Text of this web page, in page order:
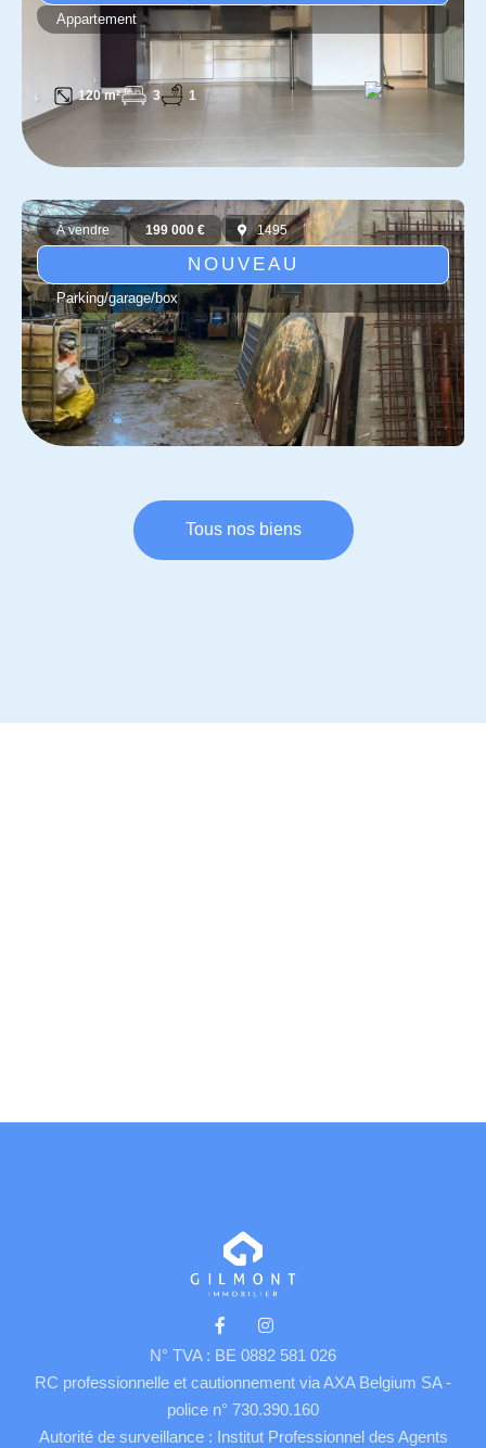
Appartement
120 m² 3 1
À vendre 199 000 € 1495
NOUVEAU
Parking/garage/box
Tous nos biens
N° TVA : BE 0882 581 026
RC professionnelle et cautionnement via AXA Belgium SA -
police n° 730.390.160
Autorité de surveillance : Institut Professionnel des Agents